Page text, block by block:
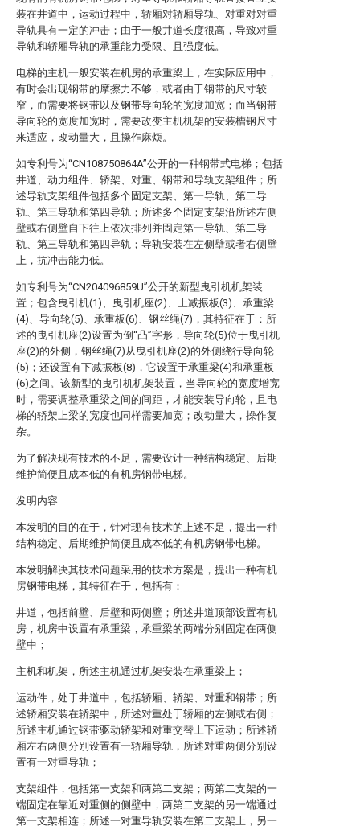
装在井道中，运动过程中，轿厢对轿厢导轨、对重对对重
导轨具有一定的冲击；由于一般井道长度很高，导致对重
导轨和轿厢导轨的承重能力受限、且强度低。
电梯的主机一般安装在机房的承重梁上，在实际应用中，
有时会出现钢带的摩擦力不够，或者由于钢带的尺寸较
窄，而需要将钢带以及钢带导向轮的宽度加宽；而当钢带
导向轮的宽度加宽时，需要改变主机机架的安装槽钢尺寸
来适应，改动量大，且操作麻烦。
如专利号为“CN108750864A”公开的一种钢带式电梯；包括
井道、动力组件、轿架、对重、钢带和导轨支架组件；所
述导轨支架组件包括多个固定支架、第一导轨、第二导
轨、第三导轨和第四导轨；所述多个固定支架沿所述左侧
壁或右侧壁自下往上依次排列并固定第一导轨、第二导
轨、第三导轨和第四导轨；导轨安装在左侧壁或者右侧壁
上，抗冲击能力低。
如专利号为“CN204096859U”公开的新型曳引机机架装
置；包含曳引机(1)、曳引机座(2)、上减振板(3)、承重梁
(4)、导向轮(5)、承重板(6)、钢丝绳(7)，其特征在于：所
述的曳引机座(2)设置为倒“凸”字形，导向轮(5)位于曳引机
座(2)的外侧，钢丝绳(7)从曳引机座(2)的外侧绕行导向轮
(5)；还设置有下减振板(8)，它设置于承重梁(4)和承重板
(6)之间。该新型的曳引机机架装置，当导向轮的宽度增宽
时，需要调整承重梁之间的间距，才能安装导向轮，且电
梯的轿架上梁的宽度也同样需要加宽；改动量大，操作复
杂。
为了解决现有技术的不足，需要设计一种结构稳定、后期
维护简便且成本低的有机房钢带电梯。
发明内容
本发明的目的在于，针对现有技术的上述不足，提出一种
结构稳定、后期维护简便且成本低的有机房钢带电梯。
本发明解决其技术问题采用的技术方案是，提出一种有机
房钢带电梯，其特征在于，包括有：
井道，包括前壁、后壁和两侧壁；所述井道顶部设置有机
房，机房中设置有承重梁，承重梁的两端分别固定在两侧
壁中；
主机和机架，所述主机通过机架安装在承重梁上；
运动件，处于井道中，包括轿厢、轿架、对重和钢带；所
述轿厢安装在轿架中，所述对重处于轿厢的左侧或右侧；
所述主机通过钢带驱动轿架和对重交替上下运动；所述轿
厢左右两侧分别设置有一轿厢导轨，所述对重两侧分别设
置有一对重导轨；
支架组件，包括第一支架和两第二支架；两第二支架的一
端固定在靠近对重侧的侧壁中，两第二支架的另一端通过
第一支架相连；所述一对重导轨安装在第二支架上，另一